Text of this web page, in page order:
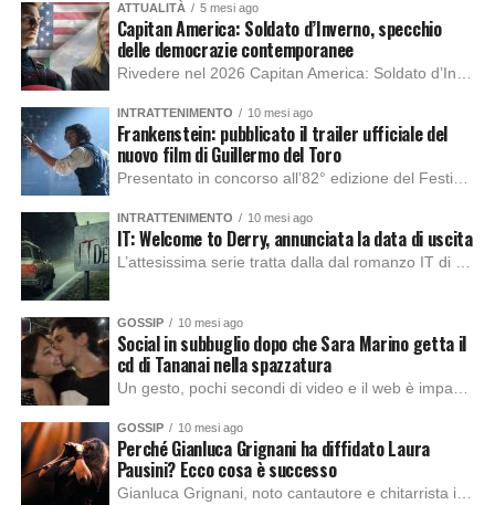
ATTUALITÀ 5 mesi ago
Capitan America: Soldato d’Inverno, specchio
delle democrazie contemporanee
INTRATTENIMENTO 10 mesi ago
Frankenstein: pubblicato il trailer ufficiale del
nuovo film di Guillermo del Toro
INTRATTENIMENTO 10 mesi ago
IT: Welcome to Derry, annunciata la data di uscita
GOSSIP 10 mesi ago
Social in subbuglio dopo che Sara Marino getta il
cd di Tananai nella spazzatura
GOSSIP 10 mesi ago
Perché Gianluca Grignani ha diffidato Laura
Pausini? Ecco cosa è successo